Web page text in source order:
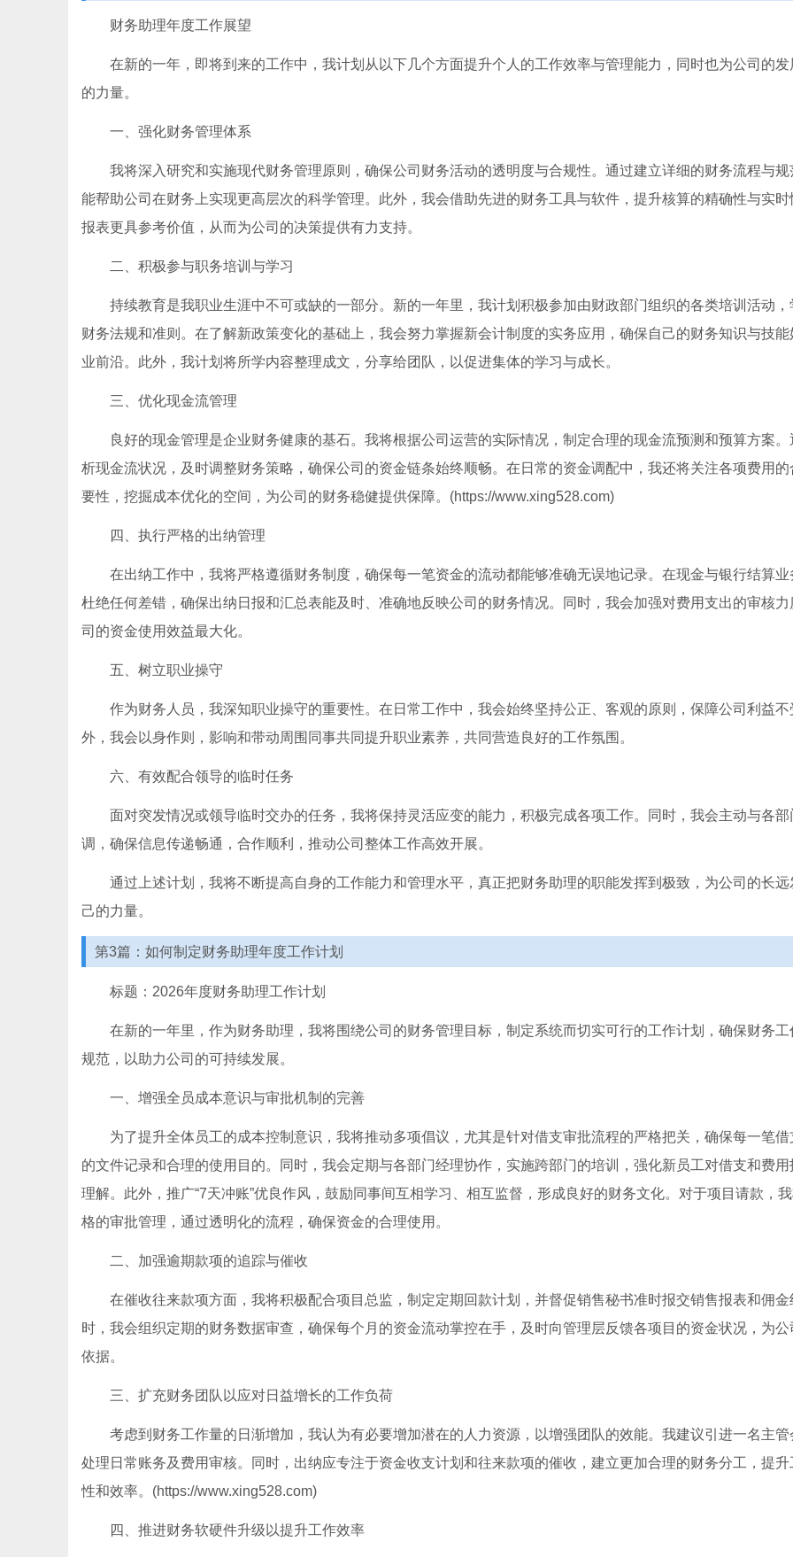
财务助理年度工作展望
在新的一年，即将到来的工作中，我计划从以下几个方面提升个人的工作效率与管理能力，同时也为公司的发
的力量。
一、强化财务管理体系
我将深入研究和实施现代财务管理原则，确保公司财务活动的透明度与合规性。通过建立详细的财务流程与规
能帮助公司在财务上实现更高层次的科学管理。此外，我会借助先进的财务工具与软件，提升核算的精确性与实时
报表更具参考价值，从而为公司的决策提供有力支持。
二、积极参与职务培训与学习
持续教育是我职业生涯中不可或缺的一部分。新的一年里，我计划积极参加由财政部门组织的各类培训活动，
财务法规和准则。在了解新政策变化的基础上，我会努力掌握新会计制度的实务应用，确保自己的财务知识与技
业前沿。此外，我计划将所学内容整理成文，分享给团队，以促进集体的学习与成长。
三、优化现金流管理
良好的现金管理是企业财务健康的基石。我将根据公司运营的实际情况，制定合理的现金流预测和预算方案。
析现金流状况，及时调整财务策略，确保公司的资金链条始终顺畅。在日常的资金调配中，我还将关注各项费用
要性，挖掘成本优化的空间，为公司的财务稳健提供保障。(https://www.xing528.com)
四、执行严格的出纳管理
在出纳工作中，我将严格遵循财务制度，确保每一笔资金的流动都能够准确无误地记录。在现金与银行结算业
杜绝任何差错，确保出纳日报和汇总表能及时、准确地反映公司的财务情况。同时，我会加强对费用支出的审核力
司的资金使用效益最大化。
五、树立职业操守
作为财务人员，我深知职业操守的重要性。在日常工作中，我会始终坚持公正、客观的原则，保障公司利益
外，我会以身作则，影响和带动周围同事共同提升职业素养，共同营造良好的工作氛围。
六、有效配合领导的临时任务
面对突发情况或领导临时交办的任务，我将保持灵活应变的能力，积极完成各项工作。同时，我会主动与各部
调，确保信息传递畅通，合作顺利，推动公司整体工作高效开展。
通过上述计划，我将不断提高自身的工作能力和管理水平，真正把财务助理的职能发挥到极致，为公司的长远
己的力量。
第3篇：如何制定财务助理年度工作计划
标题：2026年度财务助理工作计划
在新的一年里，作为财务助理，我将围绕公司的财务管理目标，制定系统而切实可行的工作计划，确保财务
规范，以助力公司的可持续发展。
一、增强全员成本意识与审批机制的完善
为了提升全体员工的成本控制意识，我将推动多项倡议，尤其是针对借支审批流程的严格把关，确保每一笔借
的文件记录和合理的使用目的。同时，我会定期与各部门经理协作，实施跨部门的培训，强化新员工对借支和费用
理解。此外，推广“7天冲账”优良作风，鼓励同事间互相学习、相互监督，形成良好的财务文化。对于项目请款，
格的审批管理，通过透明化的流程，确保资金的合理使用。
二、加强逾期款项的追踪与催收
在催收往来款项方面，我将积极配合项目总监，制定定期回款计划，并督促销售秘书准时报交销售报表和佣金
时，我会组织定期的财务数据审查，确保每个月的资金流动掌控在手，及时向管理层反馈各项目的资金状况，为
依据。
三、扩充财务团队以应对日益增长的工作负荷
考虑到财务工作量的日渐增加，我认为有必要增加潜在的人力资源，以增强团队的效能。我建议引进一名主管
处理日常账务及费用审核。同时，出纳应专注于资金收支计划和往来款项的催收，建立更加合理的财务分工，提升
性和效率。(https://www.xing528.com)
四、推进财务软硬件升级以提升工作效率